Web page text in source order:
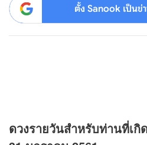
ตั้ง Sanook เป็นข่
ดวงรายวันสำหรับท่านที่เกิ